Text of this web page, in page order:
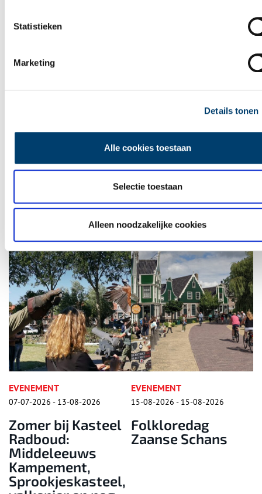
Statistieken
Marketing
Details tonen
Alle cookies toestaan
Selectie toestaan
Alleen noodzakelijke cookies
Leuke uitjes in Noord-Holland
EVENEMENT
15-08-2026 - 15-08-2026
Folkloredag
Zaanse Schans
RONDLEIDING
15-08-2026 - 15-08-2026
Historische
rondleiding door